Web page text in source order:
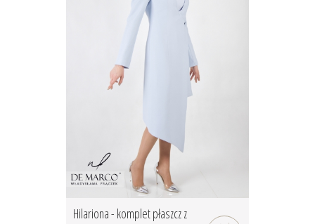
Hilariona - komplet płaszcz z